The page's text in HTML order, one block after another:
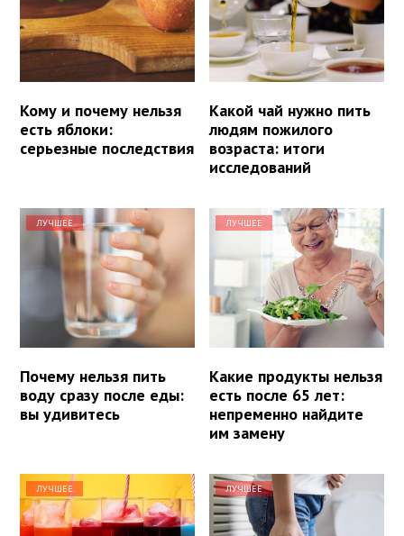
Кому и почему нельзя
есть яблоки:
серьезные последствия
Какой чай нужно пить
людям пожилого
возраста: итоги
исследований
ЛУЧШЕЕ
Почему нельзя пить
воду сразу после еды:
вы удивитесь
ЛУЧШЕЕ
Какие продукты нельзя
есть после 65 лет:
непременно найдите
им замену
ЛУЧШЕЕ ЛУЧШЕЕ